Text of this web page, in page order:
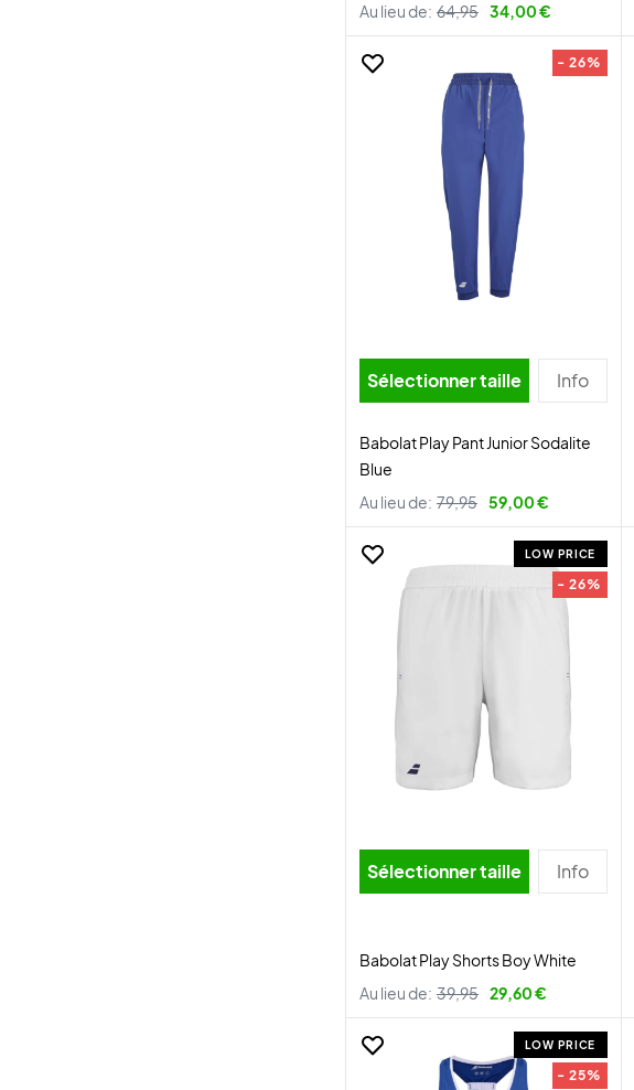
Au lieu de: 64,95 34,00 €
- 26%
Sélectionner taille Info
Babolat Play Pant Junior Sodalite
Blue
Au lieu de: 79,95 59,00 €
LOW PRICE
- 26%
Sélectionner taille Info
Babolat Play Shorts Boy White
Au lieu de: 39,95 29,60 €
LOW PRICE
- 25%